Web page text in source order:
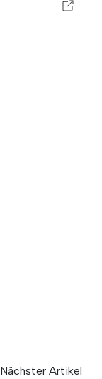
Nächster Artikel